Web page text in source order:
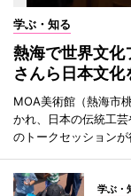
学ぶ・知る
熱海で世界文
さんら日本文化
MOA美術館（熱海市
かれ、日本の伝統工
のトークセッションが
学ぶ・